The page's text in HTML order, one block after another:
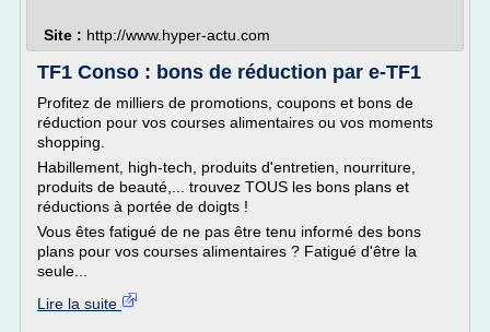
Site : http://www.hyper-actu.com
TF1 Conso : bons de réduction par e-TF1
Profitez de milliers de promotions, coupons et bons de
réduction pour vos courses alimentaires ou vos moments
shopping.
Habillement, high-tech, produits d'entretien, nourriture,
produits de beauté,... trouvez TOUS les bons plans et
réductions à portée de doigts !
Vous êtes fatigué de ne pas être tenu informé des bons
plans pour vos courses alimentaires ? Fatigué d'être la
seule...
Lire la suite